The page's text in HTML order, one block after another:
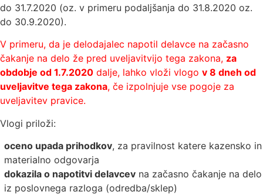
do 31.7.2020 (oz. v primeru podaljšanja do 31.8.2020 oz.
do 30.9.2020).
V primeru, da je delodajalec napotil delavce na začasno
čakanje na delo že pred uveljavitvijo tega zakona, za
obdobje od 1.7.2020 dalje, lahko vloži vlogo v 8 dneh od
uveljavitve tega zakona, če izpolnjuje vse pogoje za
uveljavitev pravice.
Vlogi priloži:
oceno upada prihodkov, za pravilnost katere kazensko in
materialno odgovarja
dokazila o napotitvi delavcev na začasno čakanje na delo
iz poslovnega razloga (odredba/sklep)